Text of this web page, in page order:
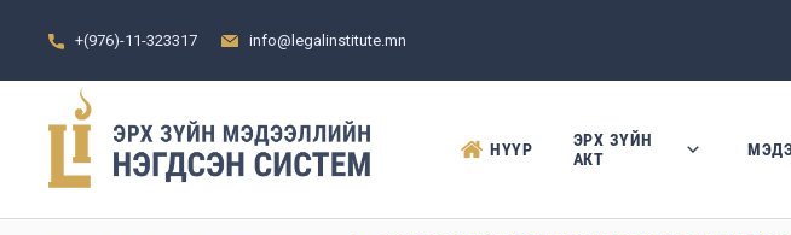
+(976)-11-323317 info@legalinstitute.mn
НҮҮР
ЭРХ ЗҮЙН
АКТ